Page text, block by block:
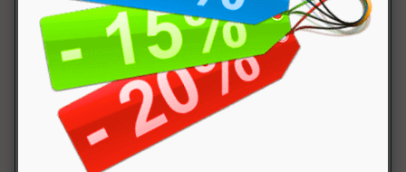
Free) è pertanto indicata anche per soggetti
celiaci o con intolleranza al glutine. - GLUTEN
FREE. - SENZA GRASSI ESTRANEI AGGIUNTI. -
CON NOCCIOLA 100% ITALIANA. - CON
CARBOIDRATI A LENTO RILASCIO. - ELEVATO
APPORTO ENERGETICO (204 KCAL). - CON
PROTEINE NATURALI. - FORMULAZIONE
ESCLUSIVA ETHICSPORT. - SPECIFICA PER